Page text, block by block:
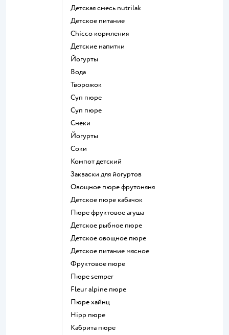
детская смесь nutrilak
детское питание
chicco кормления
детские напитки
йогурты
Вода
творожок
суп пюре
суп пюре
Снеки
йогурты
Соки
компот детский
Закваски для йогуртов
овощное пюре фрутоняня
детское пюре кабачок
пюре фруктовое агуша
детское рыбное пюре
детское овощное пюре
детское питание мясное
фруктовое пюре
пюре semper
fleur alpine пюре
пюре хайнц
hipp пюре
кабрита пюре